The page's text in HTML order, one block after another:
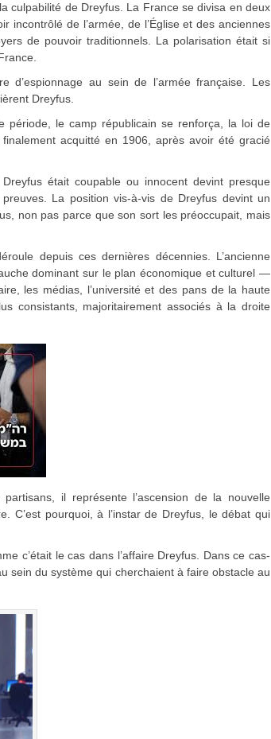
culpabilité de Dreyfus. La France se divisa en deux
de l’armée, de l’Église et des anciennes
de pouvoir traditionnels. La polarisation était si
d’espionnage au sein de l’armée française. Les
Dreyfus.
période, le camp républicain se renforça, la loi de
acquitté en 1906, après avoir été gracié
était coupable ou innocent devint presque
La position vis-à-vis de Dreyfus devint un
non pas parce que son sort les préoccupait, mais
depuis ces dernières décennies. L’ancienne
dominant sur le plan économique et culturel —
les médias, l’université et des pans de la haute
consistants, majoritairement associés à la droite
il représente l’ascension de la nouvelle
C’est pourquoi, à l’instar de Dreyfus, le débat qui
c’était le cas dans l’affaire Dreyfus. Dans ce cas-
sein du système qui cherchaient à faire obstacle au